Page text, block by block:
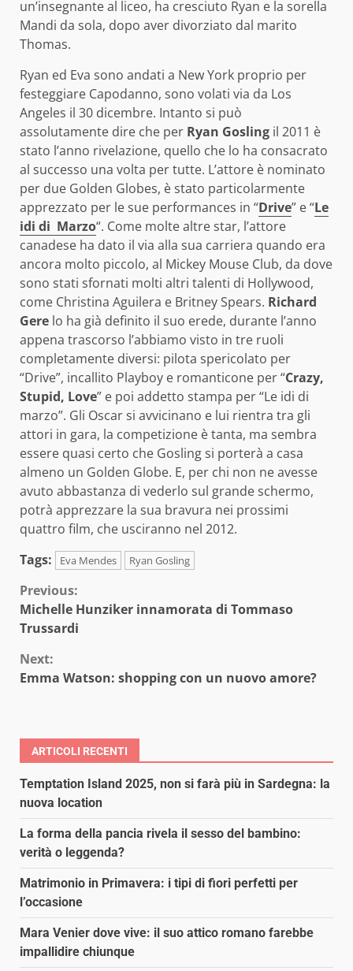
un’insegnante al liceo, ha cresciuto Ryan e la sorella
Mandi da sola, dopo aver divorziato dal marito
Thomas.
Ryan ed Eva sono andati a New York proprio per
festeggiare Capodanno, sono volati via da Los
Angeles il 30 dicembre. Intanto si può
assolutamente dire che per Ryan Gosling il 2011 è
stato l’anno rivelazione, quello che lo ha consacrato
al successo una volta per tutte. L’attore è nominato
per due Golden Globes, è stato particolarmente
apprezzato per le sue performances in “Drive” e “Le
idi di Marzo“. Come molte altre star, l’attore
canadese ha dato il via alla sua carriera quando era
ancora molto piccolo, al Mickey Mouse Club, da dove
sono stati sfornati molti altri talenti di Hollywood,
come Christina Aguilera e Britney Spears. Richard
Gere lo ha già definito il suo erede, durante l’anno
appena trascorso l’abbiamo visto in tre ruoli
completamente diversi: pilota spericolato per
“Drive”, incallito Playboy e romanticone per “Crazy,
Stupid, Love” e poi addetto stampa per “Le idi di
marzo”. Gli Oscar si avvicinano e lui rientra tra gli
attori in gara, la competizione è tanta, ma sembra
essere quasi certo che Gosling si porterà a casa
almeno un Golden Globe. E, per chi non ne avesse
avuto abbastanza di vederlo sul grande schermo,
potrà apprezzare la sua bravura nei prossimi
quattro film, che usciranno nel 2012.
Tags:
Eva Mendes Ryan Gosling
Continue
Reading
Previous:
Michelle Hunziker innamorata di Tommaso
Trussardi
Next:
Emma Watson: shopping con un nuovo amore?
ARTICOLI RECENTI
Temptation Island 2025, non si farà più in Sardegna: la
nuova location
La forma della pancia rivela il sesso del bambino:
verità o leggenda?
Matrimonio in Primavera: i tipi di fiori perfetti per
l’occasione
Mara Venier dove vive: il suo attico romano farebbe
impallidire chiunque